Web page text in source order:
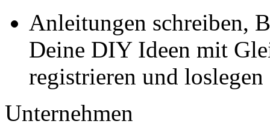
Anleitungen schreiben,
Deine DIY Ideen mit
registrieren und loslegen
Unternehmen